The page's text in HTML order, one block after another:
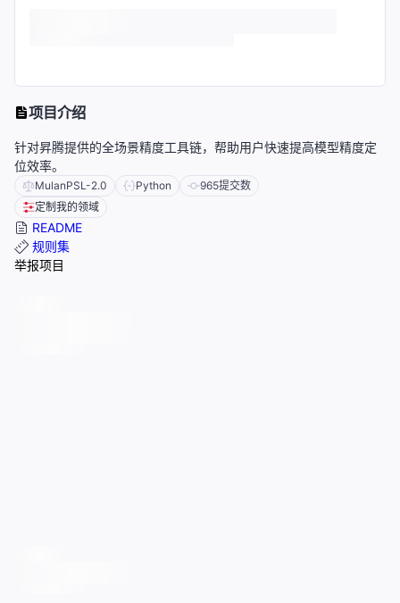
项目介绍
针对昇腾提供的全场景精度工具链，帮助用户快速提高模型精度定
位效率。
MulanPSL-2.0 Python 965提交数
定制我的领域
README
规则集
举报项目